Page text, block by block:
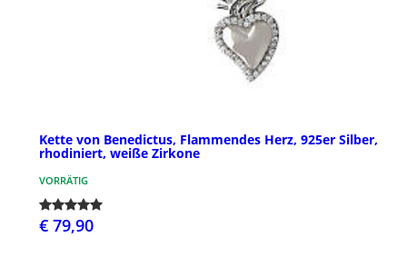
Kette von Benedictus, Flammendes Herz, 925er Silber,
rhodiniert, weiße Zirkone
VORRÄTIG
€ 79,90